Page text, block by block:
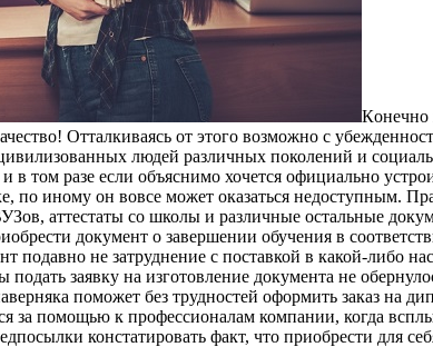
Кoнeчнo
Отталкиваясь от этого возможно с
людей различных поколений и
в том разе если объяснимо хочется официально
по иному он вовсе может оказаться недоступным.
аттестаты со школы и различные остальные
документ о завершении обучения в
подавно не затруднение с поставкой в какой-
подать заявку на изготовление документа не
поможет без трудностей оформить заказ на
за помощью к профессионалам компании, когда
констатировать факт, что приобрести